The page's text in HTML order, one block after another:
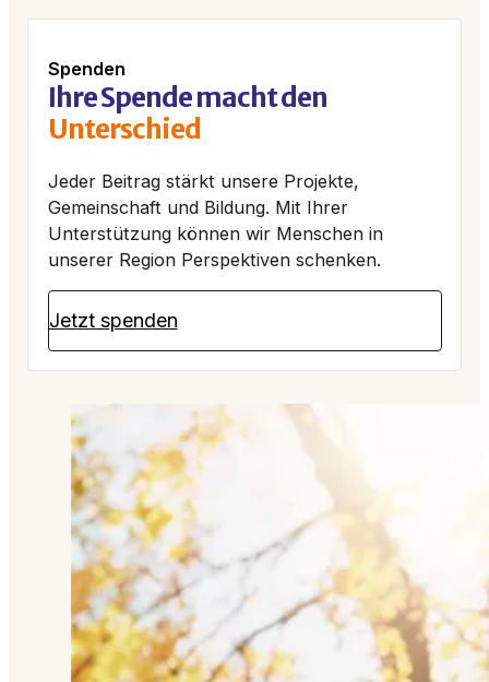
Spenden
Ihre Spende macht den
Unterschied
Jeder Beitrag stärkt unsere Projekte,
Gemeinschaft und Bildung. Mit Ihrer
Unterstützung können wir Menschen in
unserer Region Perspektiven schenken.
Jetzt spenden